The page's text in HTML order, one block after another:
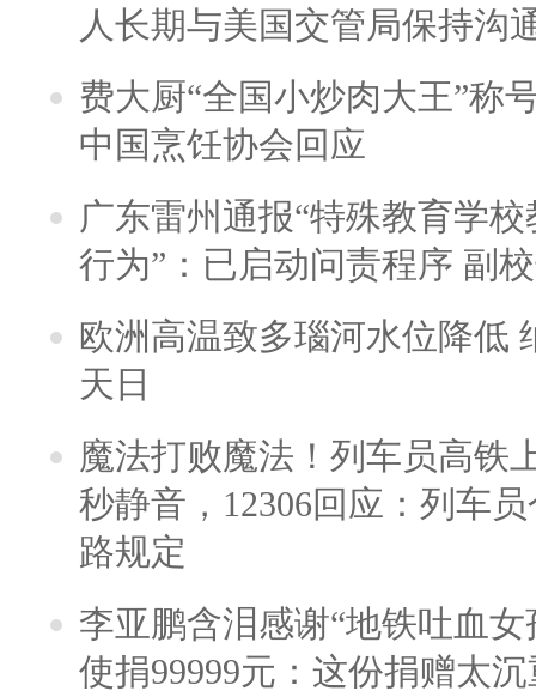
人长期与美国交管局保持沟
费大厨“全国小炒肉大王”称
中国烹饪协会回应
广东雷州通报“特殊教育学
行为”：已启动问责程序 副
欧洲高温致多瑙河水位降低
天日
魔法打败魔法！列车员高铁
秒静音，12306回应：列车
路规定
李亚鹏含泪感谢“地铁吐血
使捐99999元：这份捐赠太